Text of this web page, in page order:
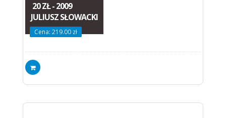
20 ZŁ - 2009
JULIUSZ SŁOWACKI
Cena: 219.00 zł